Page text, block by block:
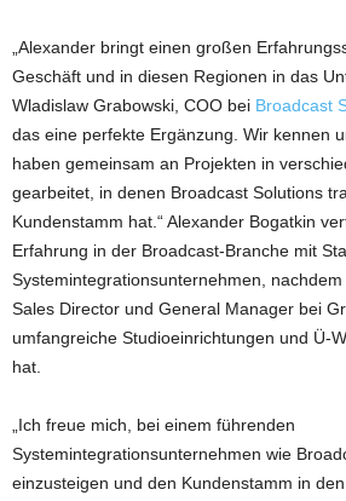
„Alexander bringt einen großen
Geschäft und in diesen Regionen in das
Wladislaw Grabowski, COO bei Broadcast
das eine perfekte Ergänzung. Wir kennen
haben gemeinsam an Projekten in
gearbeitet, in denen Broadcast Solutions
Kundenstamm hat.“ Alexander Bogatkin
Erfahrung in der Broadcast-Branche mit
Systemintegrationsunternehmen,
Sales Director und General Manager bei
umfangreiche Studioeinrichtungen und Ü-
hat.
„Ich freue mich, bei einem führenden
Systemintegrationsunternehmen wie
einzusteigen und den Kundenstamm in